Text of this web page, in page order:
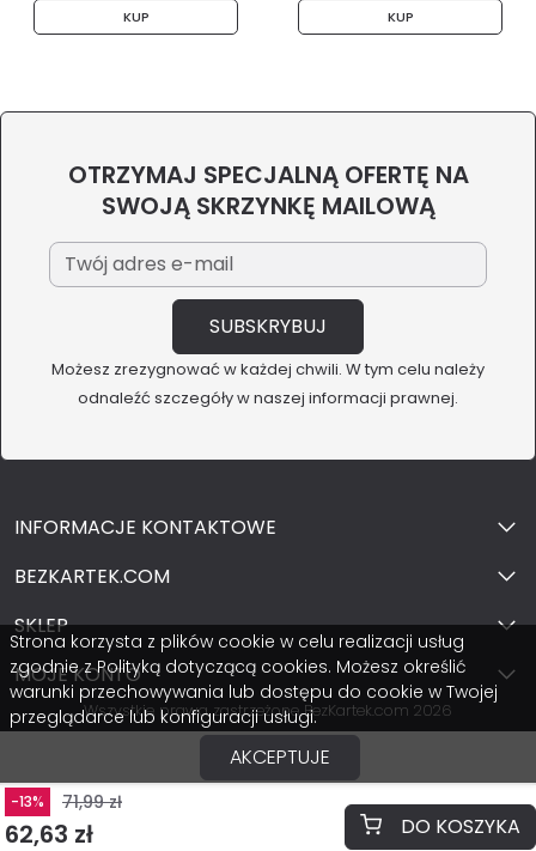
-13% 71,99 zł
62,63 zł DO KOSZYKA
KUP KUP
OTRZYMAJ SPECJALNĄ OFERTĘ NA
SWOJĄ SKRZYNKĘ MAILOWĄ
Możesz zrezygnować w każdej chwili. W tym celu należy
odnaleźć szczegóły w naszej informacji prawnej.
INFORMACJE KONTAKTOWE
BEZKARTEK.COM
SKLEP
MOJE KONTO
Wszystkie prawa zastrzeżone BezKartek.com 2026
Strona korzysta z plików cookie w celu realizacji usług
zgodnie z Polityką dotyczącą cookies. Możesz określić
warunki przechowywania lub dostępu do cookie w Twojej
przeglądarce lub konfiguracji usługi.
AKCEPTUJE